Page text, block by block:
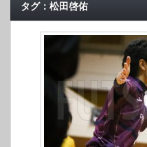
タグ：松田啓佑